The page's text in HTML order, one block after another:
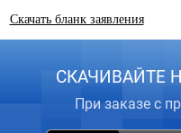
Скачать бланк заявления
СКАЧИВАЙТЕ
При заказе с